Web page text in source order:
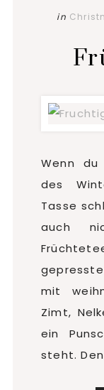
in
Wenn du
des
Tasse
auch
mit
Zimt,
ein
steht.